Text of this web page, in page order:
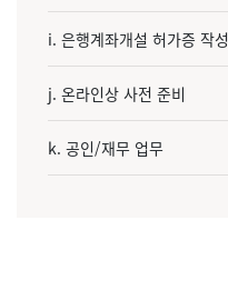
i. 은행계좌개설 허가증 작성
j. 온라인상 사전 준비
k. 공인/재무 업무